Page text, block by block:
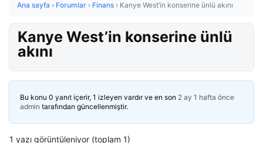
Ana sayfa › Forumlar › Finans › Kanye West’in konserine ünlü akını
Kanye West’in konserine ünlü
akını
Bu konu 0 yanıt içerir, 1 izleyen vardır ve en son 2 ay 1 hafta önce
admin tarafından güncellenmiştir.
1 yazı görüntüleniyor (toplam 1)